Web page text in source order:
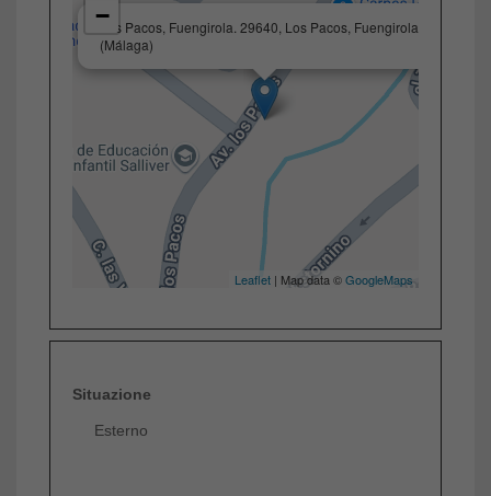
Los Pacos, Fuengirola. 29640, Los Pacos, Fuengirola
(Málaga)
−
Leaflet | Map data ©GoogleMaps
Situazione
Esterno